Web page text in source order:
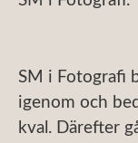
SM i Fotografi
igenom och
kval. Därefter